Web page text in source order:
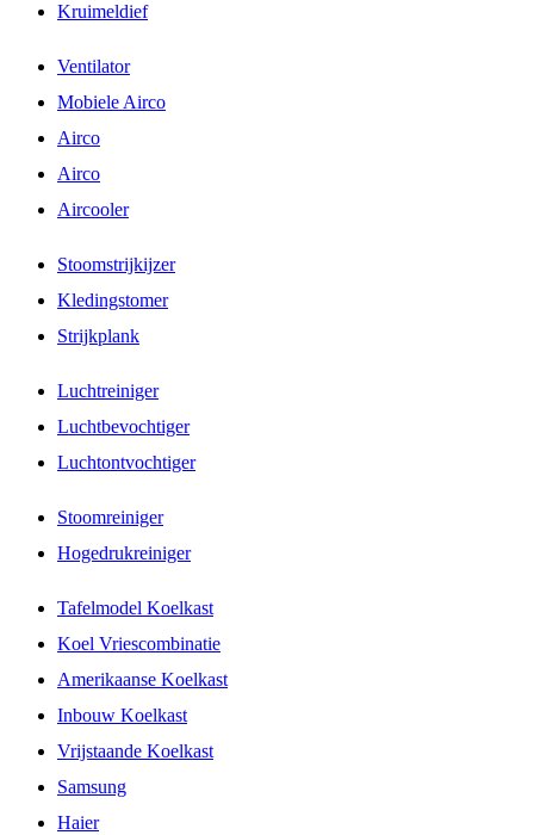
Kruimeldief
Ventilator
Mobiele Airco
Airco
Airco
Aircooler
Stoomstrijkijzer
Kledingstomer
Strijkplank
Luchtreiniger
Luchtbevochtiger
Luchtontvochtiger
Stoomreiniger
Hogedrukreiniger
Tafelmodel Koelkast
Koel Vriescombinatie
Amerikaanse Koelkast
Inbouw Koelkast
Vrijstaande Koelkast
Samsung
Haier